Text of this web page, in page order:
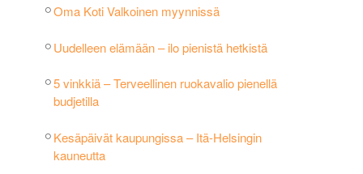
Oma Koti Valkoinen myynnissä
Uudelleen elämään – ilo pienistä hetkistä
5 vinkkiä – Terveellinen ruokavalio pienellä
budjetilla
Kesäpäivät kaupungissa – Itä-Helsingin
kauneutta